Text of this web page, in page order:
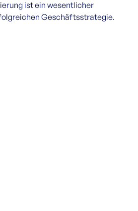
ist ein wesentlicher
Geschäftsstrategie.